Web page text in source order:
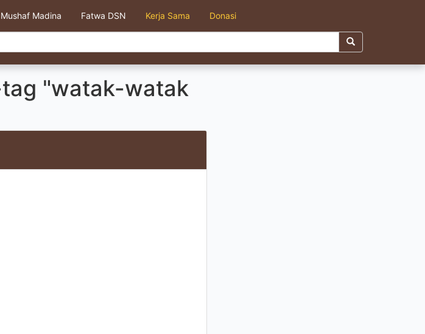
Mushaf Madina Fatwa DSN Kerja Sama Donasi
"watak-watak